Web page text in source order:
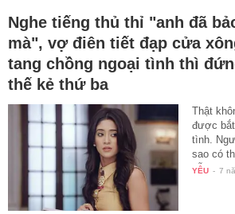
Nghe tiếng thủ thỉ "anh đã
mà", vợ điên tiết đạp cửa
tang chồng ngoại tình thì
thế kẻ thứ ba
Thật
được
tình.
sao có
dẫn…
YÊU - 7